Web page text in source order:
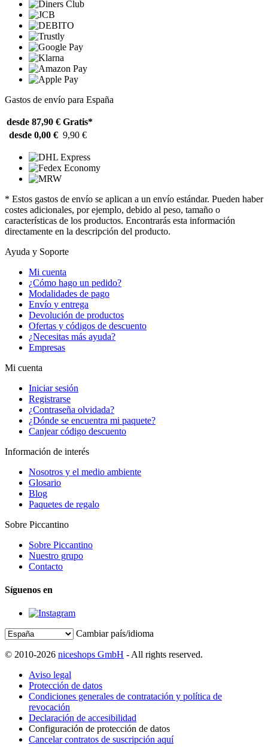
Gastos de envío para España
desde 87,90 € Gratis*
desde 0,00 € 9,90 €
* Estos gastos de envío se aplican a un envío estándar. Pueden haber
costes adicionales, por ejemplo, debido al peso, tamaño o
características de los productos. Encontrarás esta información
directamente en la descripción del producto.
Ayuda y Soporte
Mi cuenta
¿Cómo hago un pedido?
Modalidades de pago
Envío y entrega
Devolución de productos
Ofertas y códigos de descuento
¿Necesitas más ayuda?
Empresas
Mi cuenta
Iniciar sesión
Registrarse
¿Contraseña olvidada?
¿Dónde se encuentra mi paquete?
Canjear código descuento
Información de interés
Nosotros y el medio ambiente
Glosario
Blog
Paquetes de regalo
Sobre Piccantino
Sobre Piccantino
Nuestro grupo
Contacto
Síguenos en
Cambiar país/idioma
© 2010-2026 niceshops GmbH - All rights reserved.
Aviso legal
Protección de datos
Condiciones generales de contratación y política de
revocación
Declaración de accesibilidad
Configuración de protección de datos
Cancelar contratos de suscripción aquí